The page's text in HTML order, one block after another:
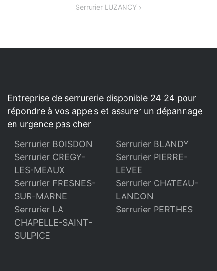
Serrurier LUZANCY
Entreprise de serrurerie disponible 24 24 pour
répondre à vos appels et assurer un dépannage
en urgence pas cher
Serrurier BOISDON
Serrurier BLANDY
Serrurier CREGY-
LES-MEAUX
Serrurier PIERRE-
LEVEE
Serrurier FRESNES-
SUR-MARNE
Serrurier CHATEAU-
LANDON
Serrurier LA
CHAPELLE-SAINT-
SULPICE
Serrurier PERTHES